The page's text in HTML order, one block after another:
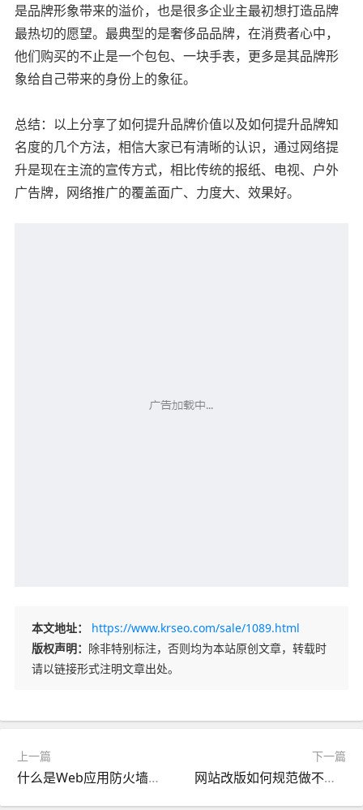
是品牌形象带来的溢价，也是很多企业主最初想打造品牌
最热切的愿望。最典型的是奢侈品品牌，在消费者心中，
他们购买的不止是一个包包、一块手表，更多是其品牌形
象给自己带来的身份上的象征。
总结：以上分享了如何提升品牌价值以及如何提升品牌知
名度的几个方法，相信大家已有清晰的认识，通过网络提
升是现在主流的宣传方式，相比传统的报纸、电视、户外
广告牌，网络推广的覆盖面广、力度大、效果好。
本文地址：
https://www.krseo.com/sale/1089.html
版权声明： 除非特别标注，否则均为本站原创文章，转载时
请以链接形式注明文章出处。
上一篇
什么是Web应用防火墙（WAF防火墙）？
下一篇
网站改版如何规范做不会掉搜索排名？